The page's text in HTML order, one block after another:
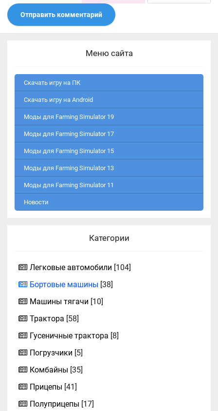
Отправить комментарий
Меню сайта
Скачать игру на ПК
Скачать игру на Android
Моды для Farming Simulator 19
Моды для Farming Simulator 17
Моды для Farming Simulator 15
Моды для Farming Simulator 13
Моды для Farming Simulator 11
Новости
Категории
Легковые автомобили [104]
Бортовые машины [38]
Машины тягачи [10]
Трактора [58]
Гусеничные трактора [8]
Погрузчики [5]
Комбайны [35]
Прицепы [41]
Полуприцепы [17]